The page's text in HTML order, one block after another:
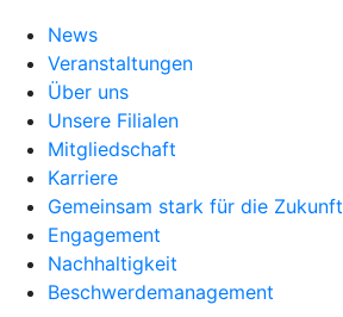
News
Veranstaltungen
Über uns
Unsere Filialen
Mitgliedschaft
Karriere
Gemeinsam stark für die Zukunft
Engagement
Nachhaltigkeit
Beschwerdemanagement